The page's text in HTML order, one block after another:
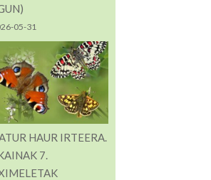
05-31
HAUR IRTEERA.
7.